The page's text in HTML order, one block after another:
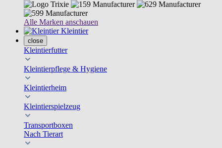
Alle Marken anschauen
Kleintier
close
Kleintierfutter
Kleintierpflege & Hygiene
Kleintierheim
Kleintierspielzeug
Transportboxen
Nach Tierart